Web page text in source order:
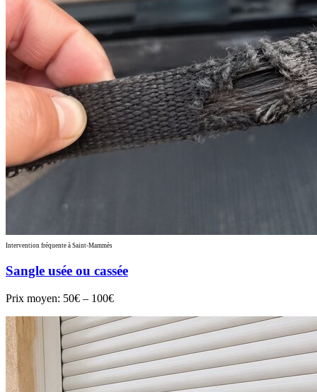
Intervention fréquente à Saint-Mammès
Sangle usée ou cassée
Prix moyen: 50€ – 100€